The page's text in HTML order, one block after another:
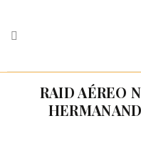
RAID AÉREO